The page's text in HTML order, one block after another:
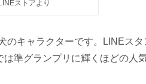
ストアより
のキャラクターです。LINEス
準グランプリに輝くほどの人